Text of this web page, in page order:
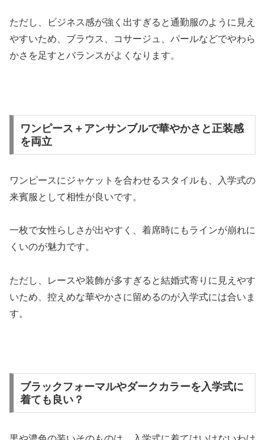
ただし、ビジネス感が強く出すぎると通勤服のように見え
やすいため、ブラウス、コサージュ、パールなどでやわら
かさを足すとバランスがよくなります。
ワンピース＋アンサンブルで華やかさと正装感
を両立
ワンピースにジャケットを合わせるスタイルも、入学式の
来賓服として相性が良いです。
一枚で女性らしさが出やすく、着席時にもラインが崩れに
くいのが魅力です。
ただし、レースや装飾が多すぎると結婚式寄りに見えやす
いため、控えめな華やかさに留めるのが入学式には合いま
す。
ブラックフォーマルやダークカラーを入学式に
着ても良い？